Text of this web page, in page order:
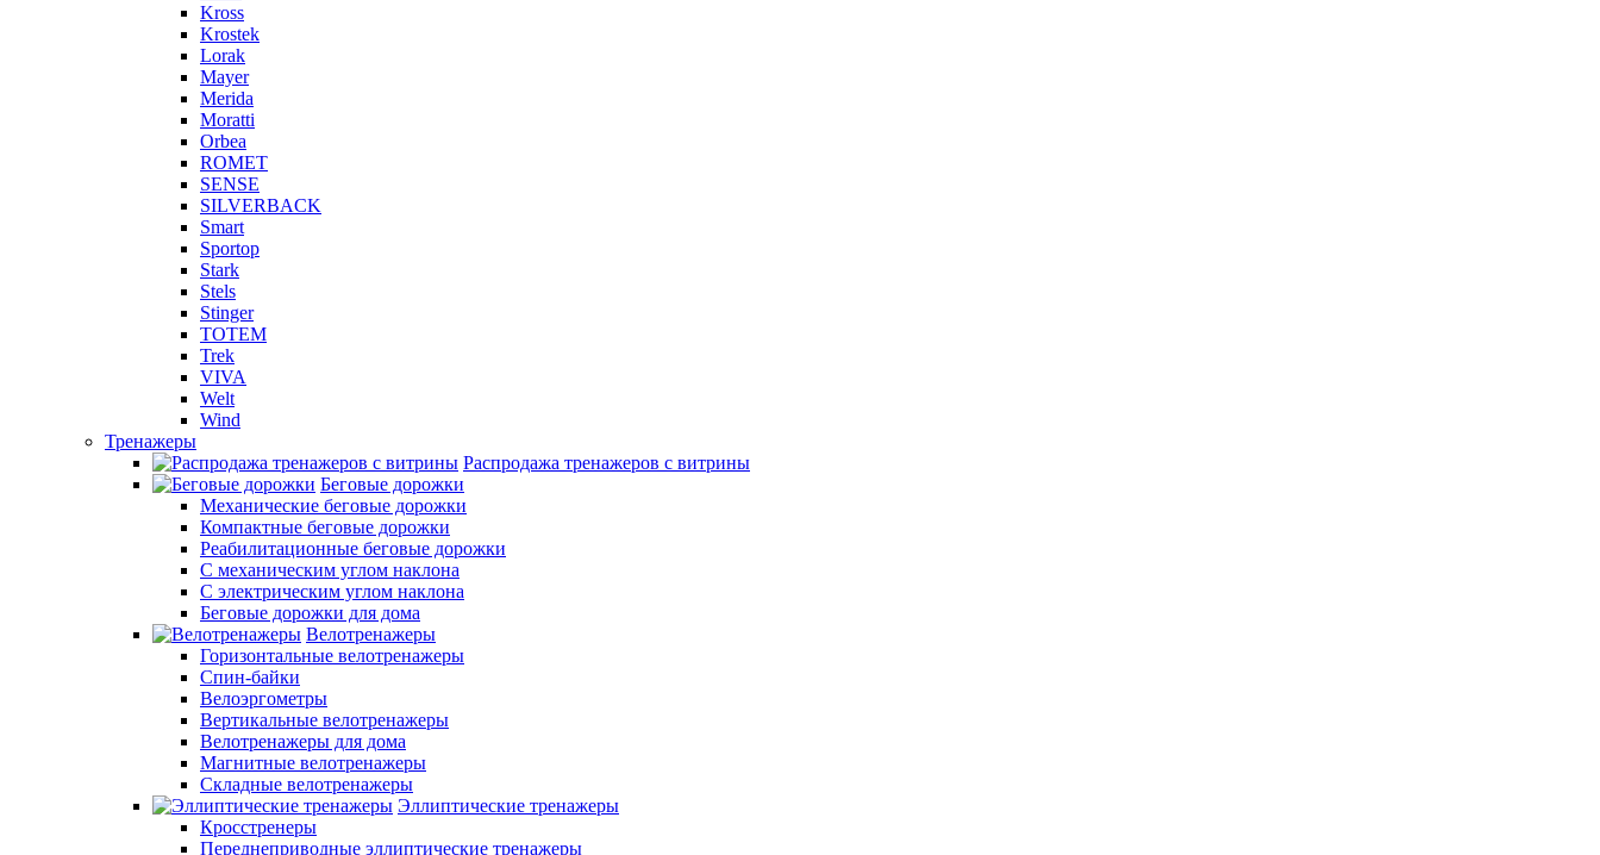
Kross
Krostek
Lorak
Mayer
Merida
Moratti
Orbea
ROMET
SENSE
SILVERBACK
Smart
Sportop
Stark
Stels
Stinger
TOTEM
Trek
VIVA
Welt
Wind
Тренажеры
Распродажа тренажеров с витрины
Беговые дорожки
Механические беговые дорожки
Компактные беговые дорожки
Реабилитационные беговые дорожки
С механическим углом наклона
С электрическим углом наклона
Беговые дорожки для дома
Велотренажеры
Горизонтальные велотренажеры
Спин-байки
Велоэргометры
Вертикальные велотренажеры
Велотренажеры для дома
Магнитные велотренажеры
Складные велотренажеры
Эллиптические тренажеры
Кросстренеры
Переднеприводные эллиптические тренажеры